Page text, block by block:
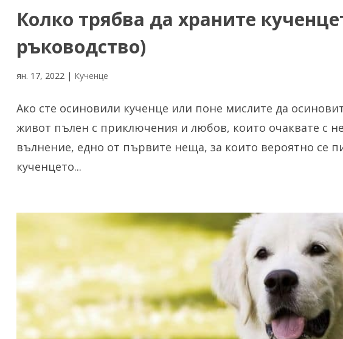
Колко трябва да храните
ръководство)
ян. 17, 2022 | Кученце
Ако сте осиновили кученце или поне мислите да
живот пълен с приключения и любов, които очаквате с
вълнение, едно от първите неща, за които вероятно се
кученцето...